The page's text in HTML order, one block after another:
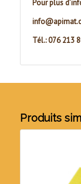
Pour plus
Tél.: 076 213
Produits